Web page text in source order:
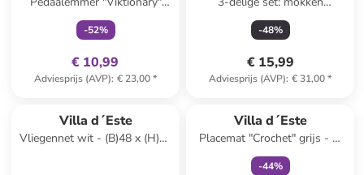
beige - 3 l
-52%
€ 10,99
Adviesprijs (AVP): € 23,00*
"Valladolid" meerkleurig - 350
ml
-48%
€ 15,99
Adviesprijs (AVP): € 31,00*
Villa d´Este
Vliegennet wit - (B)48 x (H)30
Villa d´Este
Placemat "Crochet" grijs - Ø
38 cm
-44%